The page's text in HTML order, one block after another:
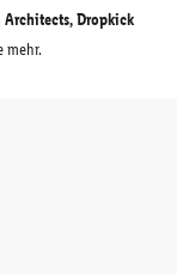
Architects, Dropkick
mehr.